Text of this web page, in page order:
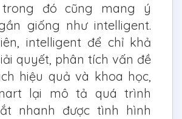
trong đó cũng mang ý
giống như intelligent.
intelligent để chỉ khả
quyết, phân tích vấn đề
hiệu quả và khoa học,
lại mô tả quá trình
nhanh được tình hình